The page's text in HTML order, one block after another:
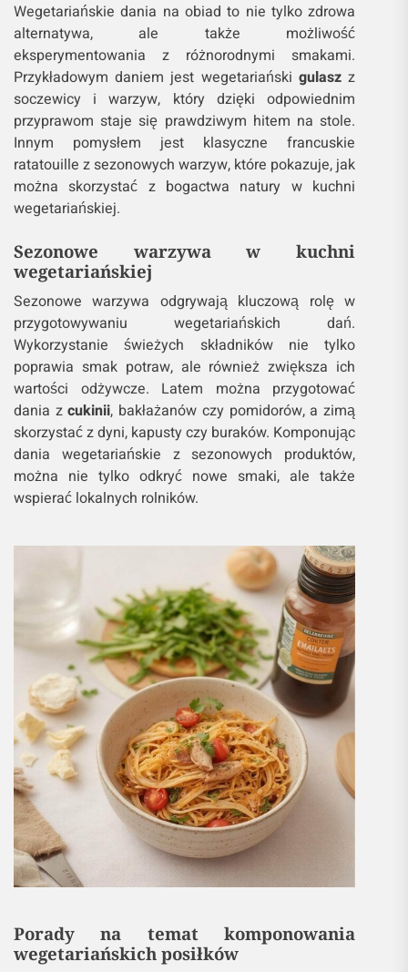
Wegetariańskie dania na obiad to nie tylko zdrowa
alternatywa, ale także możliwość
eksperymentowania z różnorodnymi smakami.
Przykładowym daniem jest wegetariański gulaszz
soczewicy i warzyw, który dzięki odpowiednim
przyprawom staje się prawdziwym hitem na stole.
Innym pomysłem jest klasyczne francuskie
ratatouille z sezonowych warzyw, które pokazuje, jak
można skorzystać z bogactwa natury w kuchni
wegetariańskiej.
Sezonowe warzywa w kuchni
wegetariańskiej
Sezonowe warzywa odgrywają kluczową rolę w
przygotowywaniu wegetariańskich dań.
Wykorzystanie świeżych składników nie tylko
poprawia smak potraw, ale również zwiększa ich
wartości odżywcze. Latem można przygotować
dania zcukinii, bakłażanów czy pomidorów, a zimą
skorzystać z dyni, kapusty czy buraków. Komponując
dania wegetariańskie z sezonowych produktów,
można nie tylko odkryć nowe smaki, ale także
wspierać lokalnych rolników.
Porady na temat komponowania
wegetariańskich posiłków